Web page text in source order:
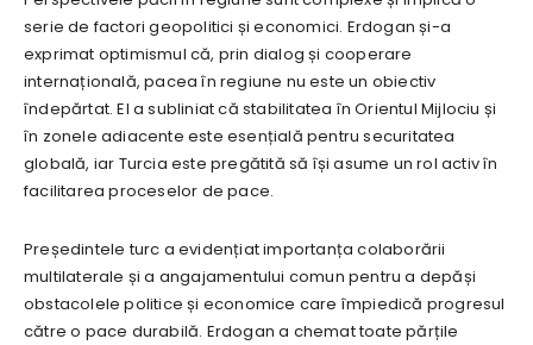
serie de factori geopolitici și economici. Erdogan și-a
exprimat optimismul că, prin dialog și cooperare
internațională, pacea în regiune nu este un obiectiv
îndepărtat. El a subliniat că stabilitatea în Orientul Mijlociu și
în zonele adiacente este esențială pentru securitatea
globală, iar Turcia este pregătită să își asume un rol activ în
facilitarea proceselor de pace.
Președintele turc a evidențiat importanța colaborării
multilaterale și a angajamentului comun pentru a depăși
obstacolele politice și economice care împiedică progresul
către o pace durabilă. Erdogan a chemat toate părțile